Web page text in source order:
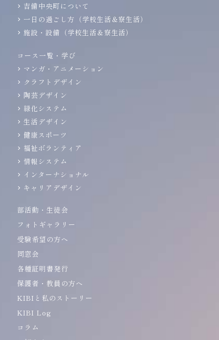
吉備中央町について
一日の過ごし方（学校生活＆寮生活）
施設・設備（学校生活＆寮生活）
コース一覧・学び
マンガ・アニメーション
クラフトデザイン
陶芸デザイン
緑化システム
生活デザイン
健康スポーツ
福祉ボランティア
情報システム
インターナショナル
キャリアデザイン
部活動・生徒会
フォトギャラリー
受験希望の方へ
同窓会
各種証明書発行
保護者・教員の方へ
KIBIと私のストーリー
KIBI Log
コラム